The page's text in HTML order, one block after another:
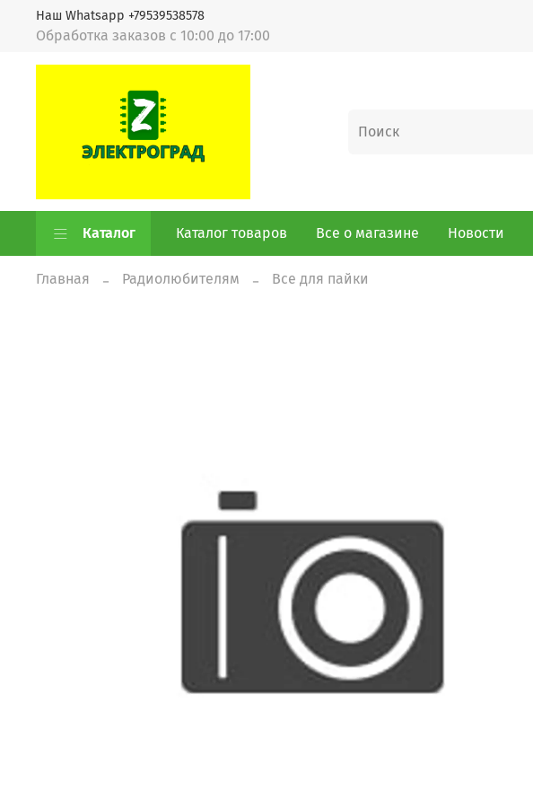
Обработка заказов с 10:00 до 17:00
Наш Whatsapp +79539538578
Каталог Каталог товаров Все о магазине Новости
Главная Радиолюбителям Все для пайки